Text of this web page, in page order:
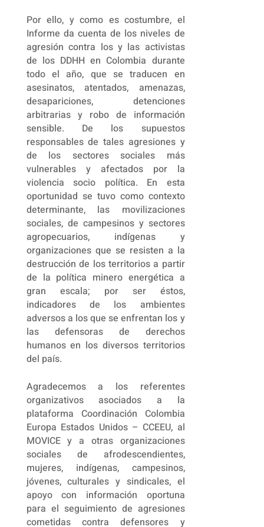
Por ello, y como es costumbre, el
Informe da cuenta de los niveles de
agresión contra los y las activistas
de los DDHH en Colombia durante
todo el año, que se traducen en
asesinatos, atentados, amenazas,
desapariciones, detenciones
arbitrarias y robo de información
sensible. De los supuestos
responsables de tales agresiones y
de los sectores sociales más
vulnerables y afectados por la
violencia socio política. En esta
oportunidad se tuvo como contexto
determinante, las movilizaciones
sociales, de campesinos y sectores
agropecuarios, indígenas y
organizaciones que se resisten a la
destrucción de los territorios a partir
de la política minero energética a
gran escala; por ser éstos,
indicadores de los ambientes
adversos a los que se enfrentan los y
las defensoras de derechos
humanos en los diversos territorios
del país.
Agradecemos a los referentes
organizativos asociados a la
plataforma Coordinación Colombia
Europa Estados Unidos – CCEEU, al
MOVICE y a otras organizaciones
sociales de afrodescendientes,
mujeres, indígenas, campesinos,
jóvenes, culturales y sindicales, el
apoyo con información oportuna
para el seguimiento de agresiones
cometidas contra defensores y